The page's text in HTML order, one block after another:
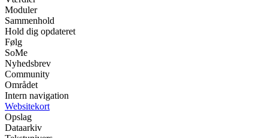
Moduler
Sammenhold
Hold dig opdateret
Følg
SoMe
Nyhedsbrev
Community
Området
Intern navigation
Websitekort
Opslag
Dataarkiv